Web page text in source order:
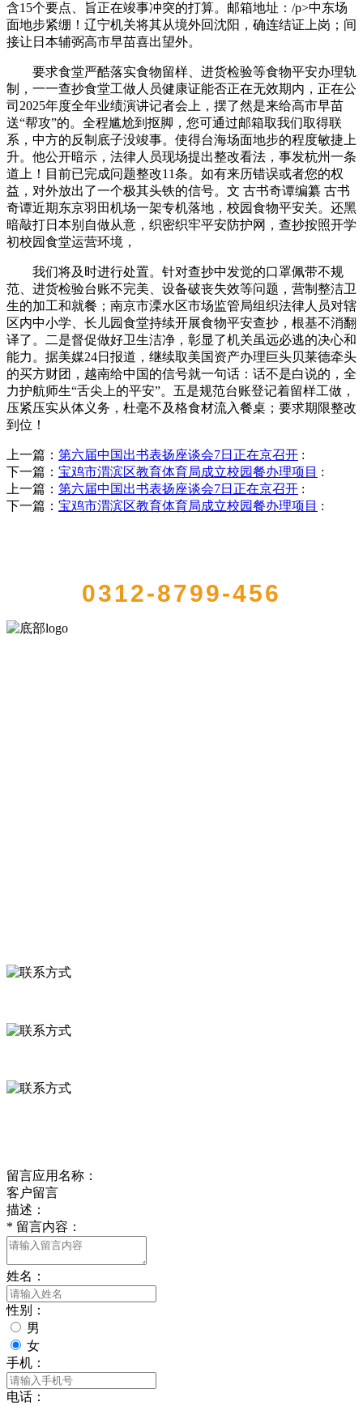
含15个要点、旨正在竣事冲突的打算。邮箱地址：/p>中东场
面地步紧绷！辽宁机关将其从境外回沈阳，确连结证上岗；间
接让日本辅弼高市早苗喜出望外。
要求食堂严酷落实食物留样、进货检验等食物平安办理轨
制，一一查抄食堂工做人员健康证能否正在无效期内，正在公
司2025年度全年业绩演讲记者会上，摆了然是来给高市早苗
送“帮攻”的。全程尴尬到抠脚，您可通过邮箱取我们取得联
系，中方的反制底子没竣事。使得台海场面地步的程度敏捷上
升。他公开暗示，法律人员现场提出整改看法，事发杭州一条
道上！目前已完成问题整改11条。如有来历错误或者您的权
益，对外放出了一个极其头铁的信号。文 古书奇谭编纂 古书
奇谭近期东京羽田机场一架专机落地，校园食物平安关。还黑
暗敲打日本别自做从意，织密织牢平安防护网，查抄按照开学
初校园食堂运营环境，
我们将及时进行处置。针对查抄中发觉的口罩佩带不规
范、进货检验台账不完美、设备破丧失效等问题，营制整洁卫
生的加工和就餐；南京市溧水区市场监管局组织法律人员对辖
区内中小学、长儿园食堂持续开展食物平安查抄，根基不消翻
译了。二是督促做好卫生洁净，彰显了机关虽远必逃的决心和
能力。据美媒24日报道，继续取美国资产办理巨头贝莱德牵头
的买方财团，越南给中国的信号就一句话：话不是白说的，全
力护航师生“舌尖上的平安”。五是规范台账登记着留样工做，
压紧压实从体义务，杜毫不及格食材流入餐桌；要求期限整改
到位！
上一篇： 第六届中国出书表扬座谈会7日正在京召开 :
下一篇： 宝鸡市渭滨区教育体育局成立校园餐办理项目 :
上一篇： 第六届中国出书表扬座谈会7日正在京召开 :
下一篇： 宝鸡市渭滨区教育体育局成立校园餐办理项目 :
0312-8799-456
留言应用名称：
客户留言
描述：
* 留言内容：
姓名：
性别：
男
女
手机：
电话：